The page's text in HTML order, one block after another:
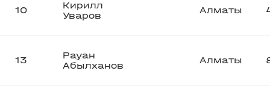
10
Кирилл
Уваров
Алматы
13
Рауан
Абылханов
Алматы